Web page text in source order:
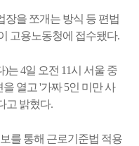
장을 쪼개는 방식 등 편법
고용노동청에 접수됐다.
는 4일 오전 11시 서울 중
열고 '가짜 5인 미만 사
고 밝혔다.
를 통해 근로기준법 적용